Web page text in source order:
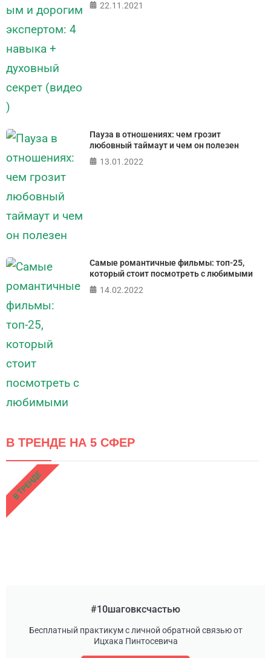
22.11.2021
Пауза в отношениях: чем грозит
любовный таймаут и чем он полезен
13.01.2022
Самые романтичные фильмы: топ-25,
который стоит посмотреть с любимыми
14.02.2022
В ТРЕНДЕ НА 5 СФЕР
#10шаговксчастью
Бесплатный практикум с личной обратной связью от
Ицхака Пинтосевича
В ТРЕНДЕ